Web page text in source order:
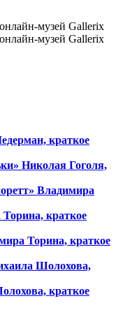
краткое
Николая Гоголя,
Владимира
краткое
Торина, краткое
Шолохова,
краткое